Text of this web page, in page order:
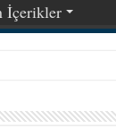
İçerikler